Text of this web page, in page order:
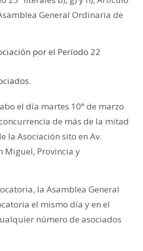
General Ordinaria de
por el Período 22
el día martes 10° de marzo
de más de la mitad
la Asociación sito en Av.
Miguel, Provincia y
la Asamblea General
el mismo día y en el
número de asociados